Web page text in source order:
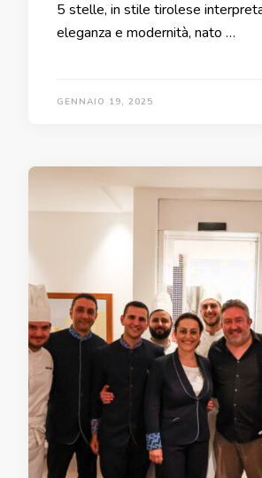
5 stelle, in stile tirolese
eleganza e modernità, nato …
GENNAIO 19, 2025